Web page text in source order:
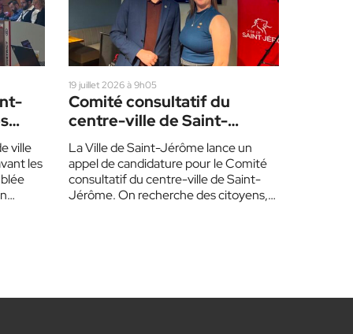
ville
les
19 juillet 2026 à 9h05
Comité consultatif du
centre-ville de Saint-
Jérôme
La Ville de Saint-Jérôme lance un
appel de candidature pour le Comité
consultatif du centre-ville de Saint-
Jérôme. On recherche des citoyens,